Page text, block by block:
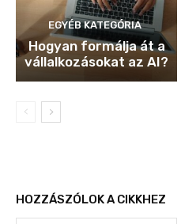
EGYÉB KATEGÓRIA
Hogyan formálja át a
vállalkozásokat az AI?
HOZZÁSZÓLOK A CIKKHEZ